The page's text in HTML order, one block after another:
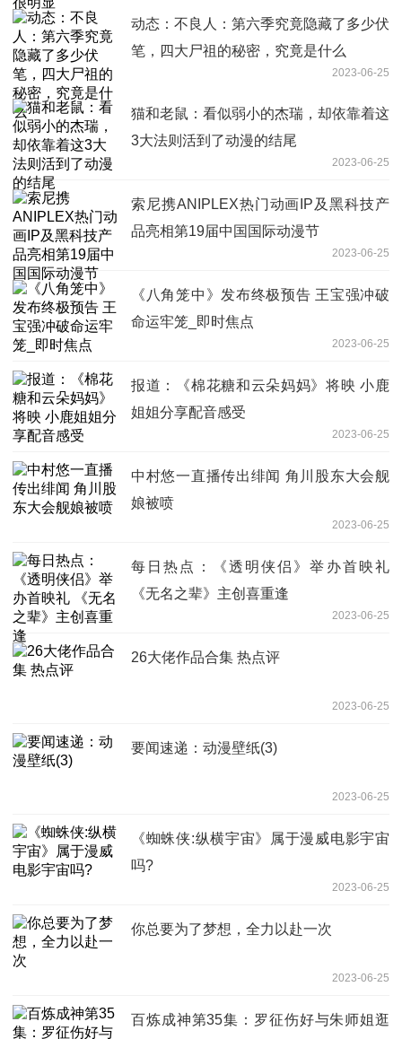
动态：不良人：第六季究竟隐藏了多少伏
笔，四大尸祖的秘密，究竟是什么
2023-06-25
猫和老鼠：看似弱小的杰瑞，却依靠着这
3大法则活到了动漫的结尾
2023-06-25
索尼携ANIPLEX热门动画IP及黑科技产
品亮相第19届中国国际动漫节
2023-06-25
《八角笼中》发布终极预告 王宝强冲破
命运牢笼_即时焦点
2023-06-25
报道：《棉花糖和云朵妈妈》将映 小鹿
姐姐分享配音感受
2023-06-25
中村悠一直播传出绯闻 角川股东大会舰
娘被喷
2023-06-25
每日热点：《透明侠侣》举办首映礼
《无名之辈》主创喜重逢
2023-06-25
26大佬作品合集 热点评
2023-06-25
要闻速递：动漫壁纸(3)
2023-06-25
《蜘蛛侠:纵横宇宙》属于漫威电影宇宙
吗?
2023-06-25
你总要为了梦想，全力以赴一次
2023-06-25
百炼成神第35集：罗征伤好与朱师姐逛